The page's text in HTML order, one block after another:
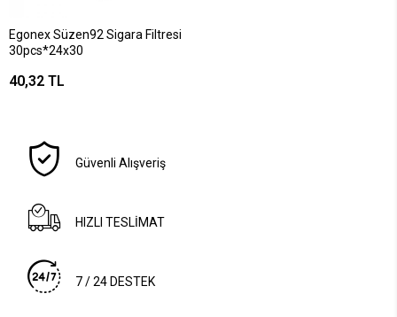
Egonex Süzen92 Sigara Filtresi
30pcs*24x30
40,32 TL
Güvenli Alışveriş
HIZLI TESLİMAT
7 / 24 DESTEK